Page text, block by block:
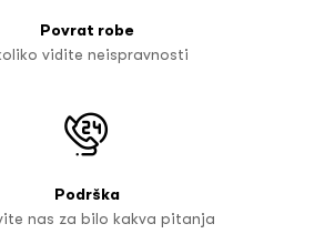
Povrat robe
vidite neispravnosti
Podrška
nas za bilo kakva pitanja